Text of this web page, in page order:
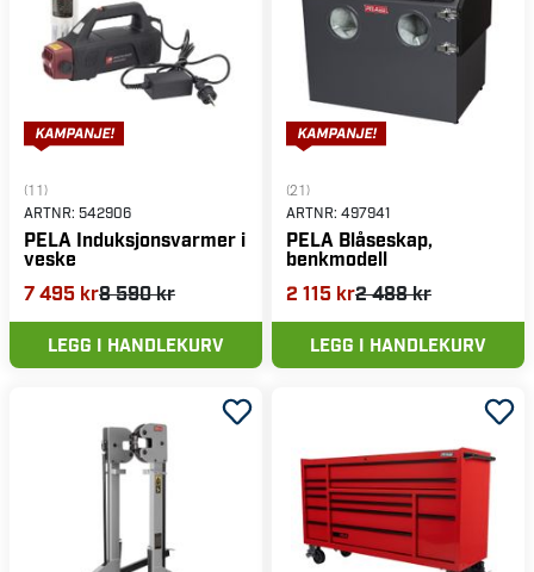
(11)
ARTNR: 542906
PELA Induksjonsvarmer i
veske
7 495 kr8 590 kr
LEGG I HANDLEKURV
(21)
ARTNR: 497941
PELA Blåseskap,
benkmodell
2 115 kr2 488 kr
LEGG I HANDLEKURV